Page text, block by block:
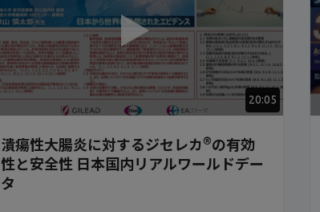
20:05
潰瘍性大腸炎に対するジセレカ ®の有効
性と安全性 日本国内リアルワールドデー
タ